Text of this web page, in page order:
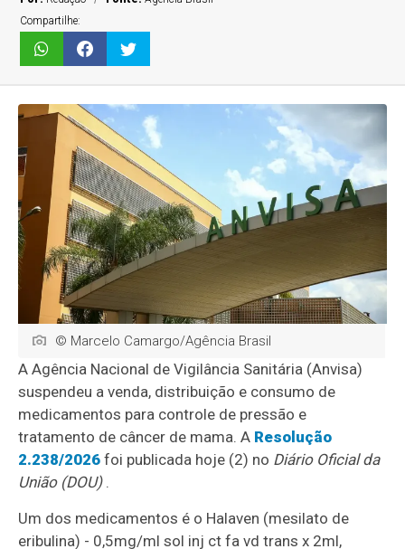
Compartilhe:
© Marcelo Camargo/Agência Brasil
A Agência Nacional de Vigilância Sanitária (Anvisa)
suspendeu a venda, distribuição e consumo de
medicamentos para controle de pressão e
tratamento de câncer de mama. A Resolução
2.238/2026 foi publicada hoje (2) no Diário Oficial da
União (DOU).
Um dos medicamentos é o Halaven (mesilato de
eribulina) - 0,5mg/ml sol inj ct fa vd trans x 2ml,